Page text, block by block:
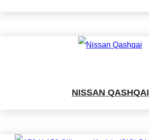
NISSAN QASHQAI